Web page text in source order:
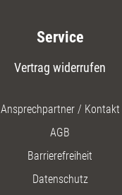
Service
Vertrag widerrufen
Ansprechpartner / Kontakt
AGB
Barrierefreiheit
Datenschutz